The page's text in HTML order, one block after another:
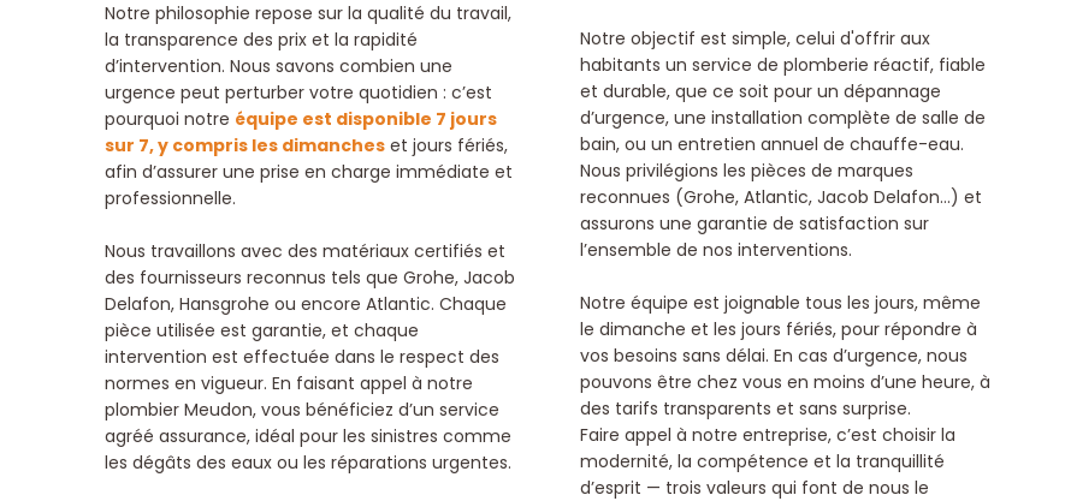
Notre objectif est simple, celui d'offrir aux
habitants un service de plomberie réactif, fiable
et durable, que ce soit pour un dépannage
d’urgence, une installation complète de salle de
bain, ou un entretien annuel de chauffe-eau.
Nous privilégions les pièces de marques
reconnues (Grohe, Atlantic, Jacob Delafon…) et
assurons une garantie de satisfaction sur
l’ensemble de nos interventions.
Notre équipe est joignable tous les jours, même
le dimanche et les jours fériés, pour répondre à
vos besoins sans délai. En cas d’urgence, nous
pouvons être chez vous en moins d’une heure, à
des tarifs transparents et sans surprise.
Faire appel à notre entreprise, c’est choisir la
modernité, la compétence et la tranquillité
d’esprit — trois valeurs qui font de nous le
Notre philosophie repose sur la qualité du travail,
la transparence des prix et la rapidité
d’intervention. Nous savons combien une
urgence peut perturber votre quotidien : c’est
pourquoi notre équipe est disponible 7 jours
sur 7, y compris les dimanches et jours fériés,
afin d’assurer une prise en charge immédiate et
professionnelle.
Nous travaillons avec des matériaux certifiés et
des fournisseurs reconnus tels que Grohe, Jacob
Delafon, Hansgrohe ou encore Atlantic. Chaque
pièce utilisée est garantie, et chaque
intervention est effectuée dans le respect des
normes en vigueur. En faisant appel à notre
plombier Meudon, vous bénéficiez d’un service
agréé assurance, idéal pour les sinistres comme
les dégâts des eaux ou les réparations urgentes.